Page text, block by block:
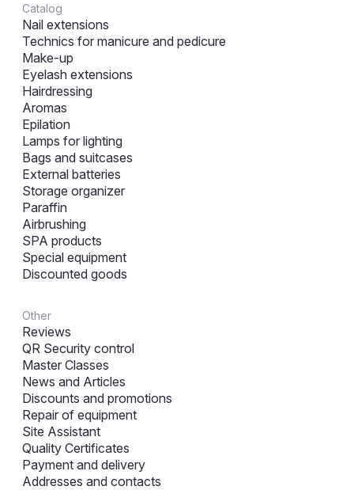
Catalog
Nail extensions
Technics for manicure and pedicure
Make-up
Eyelash extensions
Hairdressing
Aromas
Epilation
Lamps for lighting
Bags and suitcases
External batteries
Storage organizer
Paraffin
Airbrushing
SPA products
Special equipment
Discounted goods
Other
Reviews
QR Security control
Master Classes
News and Articles
Discounts and promotions
Repair of equipment
Site Assistant
Quality Certificates
Payment and delivery
Addresses and contacts